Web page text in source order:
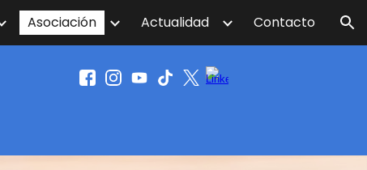
Asociación Actualidad Contacto